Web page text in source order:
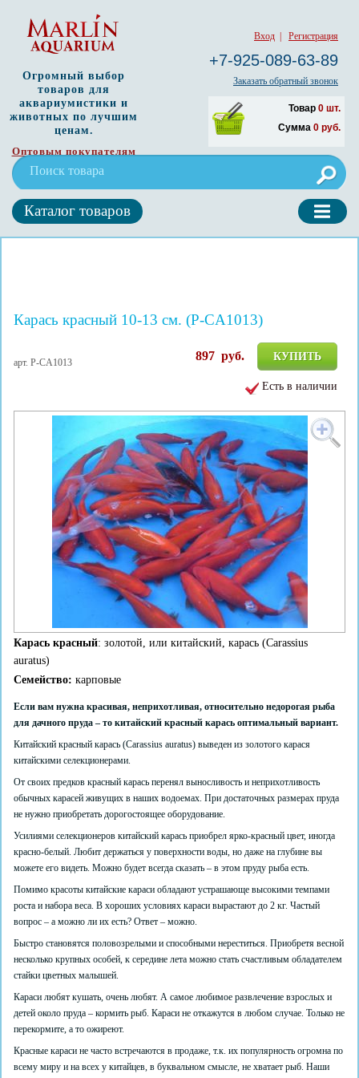
Вход Регистрация
+7-925-089-63-89
Заказать обратный звонок
Товар 0 шт.
Сумма 0 руб.
Огромный выбор
товаров для
аквариумистики и
животных по лучшим
ценам.
Оптовым покупателям
Каталог товаров
Карась красный 10-13 см. (Р-CA1013)
арт. Р-CA1013 КУПИТЬ
897 руб.
Есть в наличии
Карась красный: золотой, или китайский, карась (Carassius
auratus)
Семейство: карповые
Если вам нужна красивая, неприхотливая, относительно недорогая рыба
для дачного пруда – то китайский красный карась оптимальный вариант.
Китайский красный карась (Carassius auratus) выведен из золотого карася
китайскими селекционерами.
От своих предков красный карась перенял выносливость и неприхотливость
обычных карасей живущих в наших водоемах. При достаточных размерах пруда
не нужно приобретать дорогостоящее оборудование.
Усилиями селекционеров китайский карась приобрел ярко-красный цвет, иногда
красно-белый. Любит держаться у поверхности воды, но даже на глубине вы
можете его видеть. Можно будет всегда сказать – в этом пруду рыба есть.
Помимо красоты китайские караси обладают устрашающе высокими темпами
роста и набора веса. В хороших условиях караси вырастают до 2 кг. Частый
вопрос – а можно ли их есть? Ответ – можно.
Быстро становятся половозрелыми и способными нереститься. Приобретя весной
несколько крупных особей, к середине лета можно стать счастливым обладателем
стайки цветных малышей.
Караси любят кушать, очень любят. А самое любимое развлечение взрослых и
детей около пруда – кормить рыб. Караси не откажутся в любом случае. Только не
перекормите, а то ожиреют.
Красные караси не часто встречаются в продаже, т.к. их популярность огромна по
всему миру и на всех у китайцев, в буквальном смысле, не хватает рыб. Наши